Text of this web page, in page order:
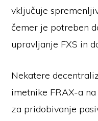
vključuje
čemer je potreben
upravljanje FXS in
Nekatere
imetnike FRAX-a
za pridobivanje